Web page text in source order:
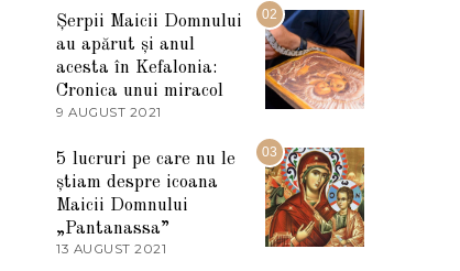
U
L
I
2
0
02
Șerpii Maicii Domnului
au apărut și anul
acesta în Kefalonia:
Cronica unui miracol
9 AUGUST 2021
A
R
T
I
2
03
5 lucruri pe care nu le
știam despre icoana
Maicii Domnului
„Pantanassa”
13 AUGUST 2021